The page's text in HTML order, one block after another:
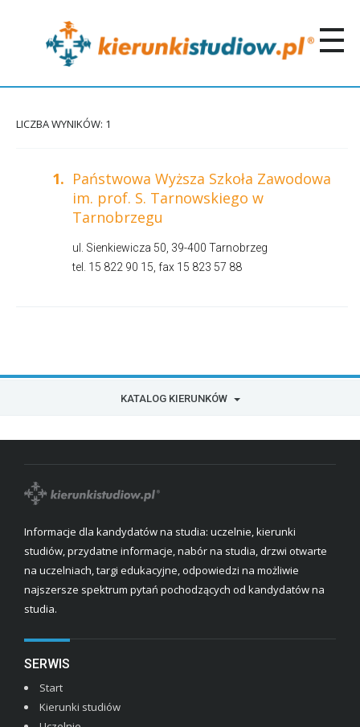
LICZBA WYNIKÓW: 1
1. Państwowa Wyższa Szkoła Zawodowa
im. prof. S. Tarnowskiego w
Tarnobrzegu
ul. Sienkiewicza 50, 39-400 Tarnobrzeg
tel. 15 822 90 15, fax 15 823 57 88
KATALOG KIERUNKÓW
Informacje dla kandydatów na studia: uczelnie, kierunki
studiów, przydatne informacje, nabór na studia, drzwi otwarte
na uczelniach, targi edukacyjne, odpowiedzi na możliwie
najszersze spektrum pytań pochodzących od kandydatów na
studia.
SERWIS
Start
Kierunki studiów